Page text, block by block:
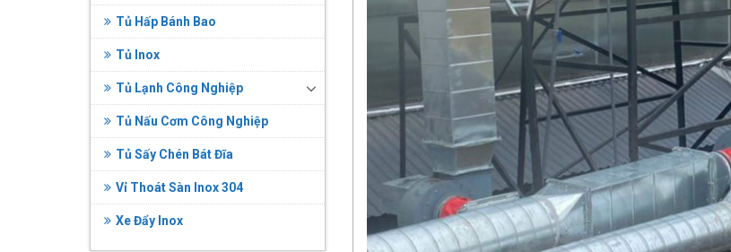
Tủ Hấp Bánh Bao
Tủ Inox
Tủ Lạnh Công Nghiệp
Tủ Nấu Cơm Công Nghiệp
Tủ Sấy Chén Bát Đĩa
Vỉ Thoát Sàn Inox 304
Xe Đẩy Inox